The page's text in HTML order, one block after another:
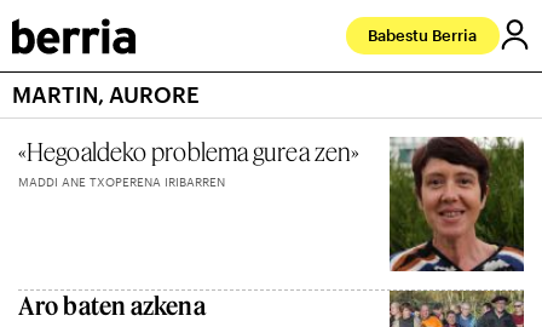
Babestu Berria
MARTIN, AURORE
«Hegoaldeko problema gurea zen»
MADDI ANE TXOPERENA IRIBARREN
Aro baten azkena